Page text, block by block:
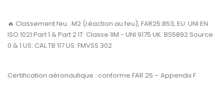
🔥 Classement feu : M2 (réaction au feu), FAR25:853, EU: UNI EN
ISO 1021 Part 1 & Part 2 IT: Classe 1IM - UNI 9175 UK: BS5892 Source
0 & 1 US: CAL TB 117 US: FMVSS 302
Certification aéronautique : conforme FAR 25 – Appendix F